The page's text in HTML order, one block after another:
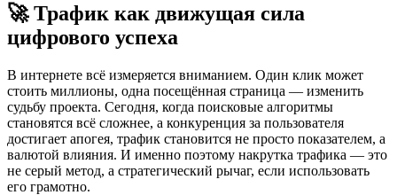
🚀 Трафик как движущая сила
цифрового успеха
В интернете всё измеряется вниманием. Один клик может
стоить миллионы, одна посещённая страница — изменить
судьбу проекта. Сегодня, когда поисковые алгоритмы
становятся всё сложнее, а конкуренция за пользователя
достигает апогея, трафик становится не просто показателем, а
валютой влияния. И именно поэтому накрутка трафика — это
не серый метод, а стратегический рычаг, если использовать
его грамотно.